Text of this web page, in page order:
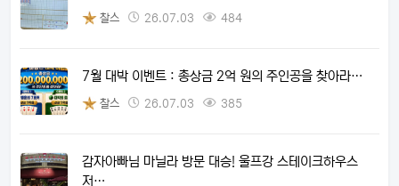
찰스 26.07.03 484
7월 대박 이벤트 : 총상금 2억 원의 주인공을 찾아라…
찰스 26.07.03 385
감자아빠님 마닐라 방문 대승! 울프강 스테이크하우스
저…